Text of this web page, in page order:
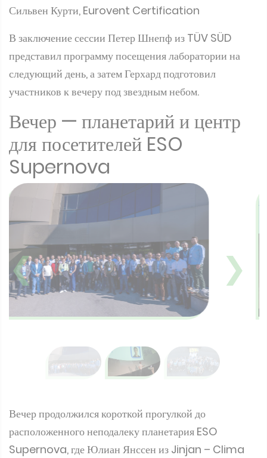
Сильвен Курти, Eurovent Certification
В заключение сессии Петер Шнепф из TÜV SÜD
представил программу посещения лаборатории на
следующий день, а затем Герхард подготовил
участников к вечеру под звездным небом.
Вечер — планетарий и центр
для посетителей ESO
Supernova
❮ ❯
Вечер продолжился короткой прогулкой до
расположенного неподалеку планетария ESO
Supernova, где Юлиан Янссен из Jinjan – Clima